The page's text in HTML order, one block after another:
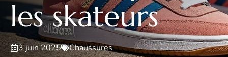
les skateurs
3 juin 2025 Chaussures